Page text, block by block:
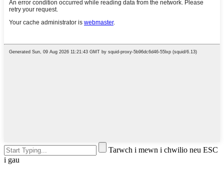
Tarwch i mewn i chwilio neu ESC
i gau